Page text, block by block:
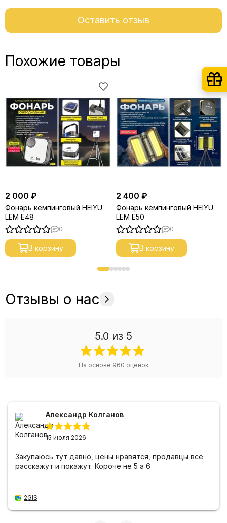
Оставить отзыв
Похожие товары
2 000 ₽
Фонарь кемпинговый HEIYU
LEM E48
0
В корзину
2 400 ₽
Фонарь кемпинговый HEIYU
LEM E50
0
В корзину
Отзывы о нас
5.0 из 5
На основе 960 оценок
Александр Колганов
15 июля 2026
Закупаюсь тут давно, цены нравятся, продавцы все
расскажут и покажут. Короче не 5 а 6
2GIS